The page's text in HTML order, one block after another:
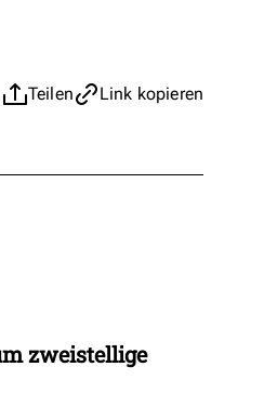
Teilen Link kopieren
zweistellige